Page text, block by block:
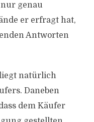
genau
er erfragt hat,
Antworten
natürlich
Daneben
dem Käufer